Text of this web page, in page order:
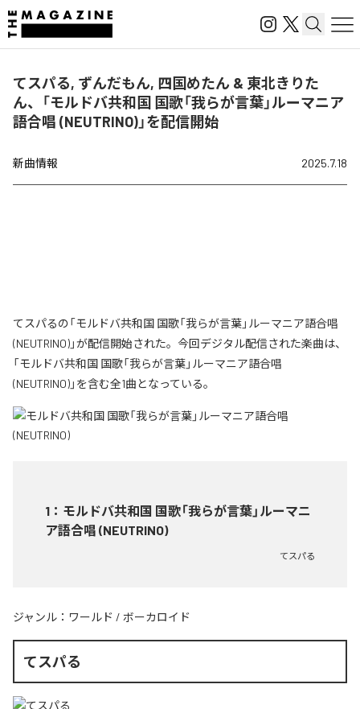
てスパる, ずんだもん, 四国めたん & 東北きりた
ん、「モルドバ共和国 国歌「我らが言葉」ルーマニア
語合唱 (NEUTRINO)」を配信開始
新曲情報 2025.7.18
てスパるの「モルドバ共和国 国歌「我らが言葉」ルーマニア語合唱
(NEUTRINO)」が配信開始された。今回デジタル配信された楽曲は、
「モルドバ共和国 国歌「我らが言葉」ルーマニア語合唱
(NEUTRINO)」を含む全1曲となっている。
1 ： モルドバ共和国 国歌「我らが言葉」ルーマニ
ア語合唱 (NEUTRINO)
てスパる
ジャンル： ワールド / ボーカロイド
てスパる